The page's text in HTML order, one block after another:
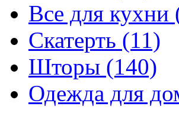
Все для кухни
Скатерть (11)
Шторы (140)
Одежда для